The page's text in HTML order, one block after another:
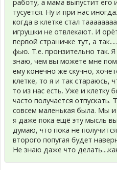
тусуется. Ну и при нас
когда в клетке стал
игрушки не отвлекают. И
первой страничке тут, а
фью. Т.е. пронзительно так.
знаю, чем вы можете мне
ему конечно же скучно,
клетке, то я и так стараюсь,
то из нас есть. Уже и клетку
часто получается
совсем маленькая была. Мы
я даже пока ещё эту мысль
думаю, что пока не
второго попугая будет
Не знаю даже что